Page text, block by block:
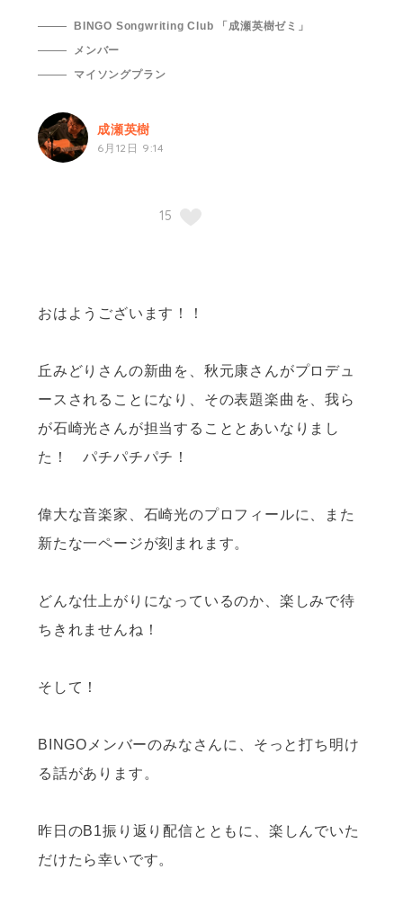
BINGO Songwriting Club 「成瀬英樹ゼミ」
メンバー
マイソングプラン
成瀬英樹
6月12日 9:14
おはようございます！！
丘みどりさんの新曲を、秋元康さんがプロデュ
ースされることになり、その表題楽曲を、我ら
が石崎光さんが担当することとあいなりまし
た！ パチパチパチ！
偉大な音楽家、石崎光のプロフィールに、また
新たな一ページが刻まれます。
どんな仕上がりになっているのか、楽しみで待
ちきれませんね！
そして！
BINGOメンバーのみなさんに、そっと打ち明け
る話があります。
昨日のB1振り返り配信とともに、楽しんでいた
だけたら幸いです。